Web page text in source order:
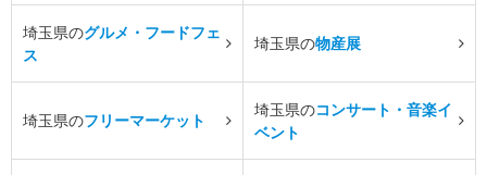
埼玉県のグルメ・フードフェ
ス
埼玉県の物産展
埼玉県のフリーマーケット
埼玉県のコンサート・音楽イ
ベント